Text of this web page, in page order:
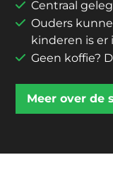
Centraal
Ouders
kinderen is er
Geen koffie?
Meer over de